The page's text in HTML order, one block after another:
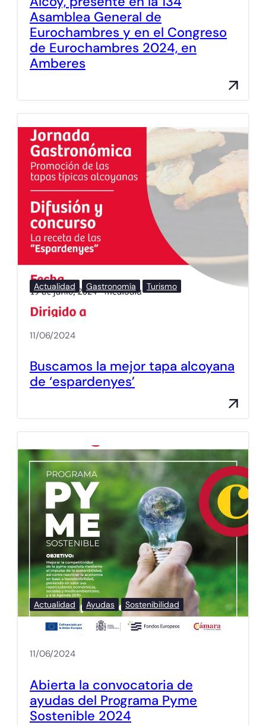
Asamblea General de
Eurochambres y en el Congreso
de Eurochambres 2024, en
Amberes
Actualidad Gastronomía Turismo
11/06/2024
Buscamos la mejor tapa alcoyana
de ‘espardenyes’
Actualidad Ayudas Sostenibilidad
11/06/2024
Abierta la convocatoria de
ayudas del Programa Pyme
Sostenible 2024